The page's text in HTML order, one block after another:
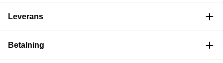
Leverans
Betalning